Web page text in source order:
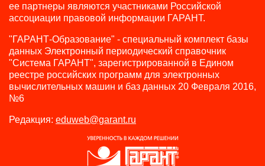
ее партнеры являются участниками Российской
ассоциации правовой информации ГАРАНТ.
"ГАРАНТ-Образование" - специальный комплект базы
данных Электронный периодический справочник
"Система ГАРАНТ", зарегистрированной в Едином
реестре российских программ для электронных
вычислительных машин и баз данных 20 Февраля 2016,
№6
Редакция: eduweb@garant.ru